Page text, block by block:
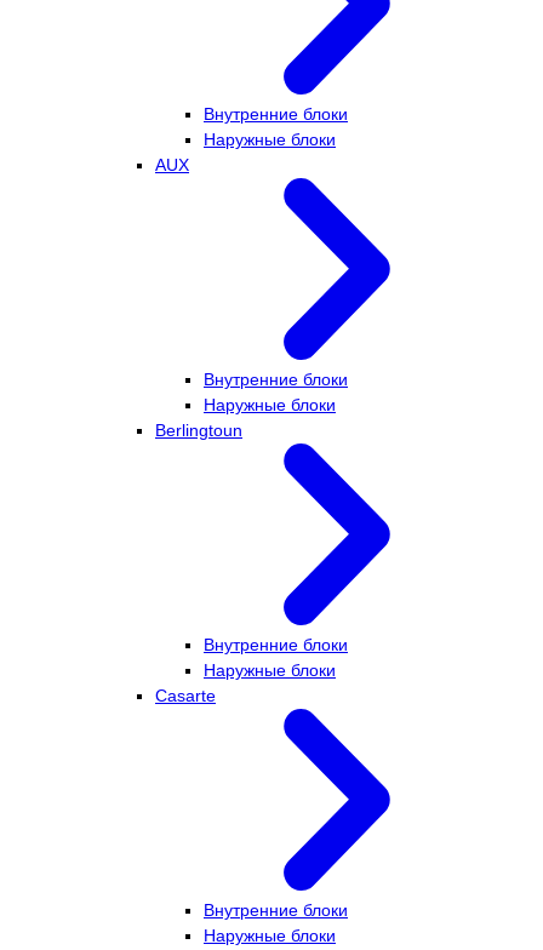
Внутренние блоки
Наружные блоки
AUX
Внутренние блоки
Наружные блоки
Berlingtoun
Внутренние блоки
Наружные блоки
Casarte
Внутренние блоки
Наружные блоки